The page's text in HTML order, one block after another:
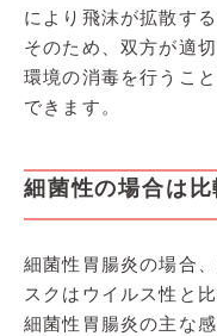
により飛沫が拡散す
そのため、双方が適
環境の消毒を行うこ
できます。
細菌性の場合は
細菌性胃腸炎の場合
スクはウイルス性と
細菌性胃腸炎の主な